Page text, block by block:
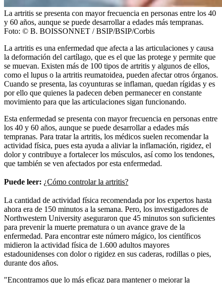
La artritis se presenta con mayor frecuencia en personas entre los 40
y 60 años, aunque se puede desarrollar a edades más tempranas.
Foto: © B. BOISSONNET / BSIP/BSIP/Corbis
La artritis es una enfermedad que afecta a las articulaciones y causa
la deformación del cartílago, que es el que las protege y permite que
se muevan. Existen más de 100 tipos de artritis y algunos de ellos,
como el lupus o la artritis reumatoidea, pueden afectar otros órganos.
Cuando se presenta, las coyunturas se inflaman, quedan rígidas y es
por ello que quienes la padecen deben permanecer en constante
movimiento para que las articulaciones sigan funcionando.
Esta enfermedad se presenta con mayor frecuencia en personas entre
los 40 y 60 años, aunque se puede desarrollar a edades más
tempranas. Para tratar la artritis, los médicos suelen recomendar la
actividad física, pues esta ayuda a aliviar la inflamación, rigidez, el
dolor y contribuye a fortalecer los músculos, así como los tendones,
que también se ven afectados por esta enfermedad.
Puede leer: ¿Cómo controlar la artritis?
La cantidad de actividad física recomendada por los expertos hasta
ahora era de 150 minutos a la semana. Pero, los investigadores de
Northwestern University aseguraron que 45 minutos son suficientes
para prevenir la muerte prematura o un avance grave de la
enfermedad. Para encontrar este número mágico, los científicos
midieron la actividad física de 1.600 adultos mayores
estadounidenses con dolor o rigidez en sus caderas, rodillas o pies,
durante dos años.
"Encontramos que lo más eficaz para mantener o mejorar la